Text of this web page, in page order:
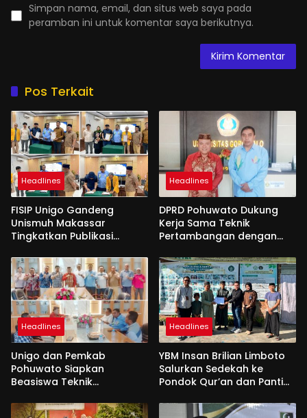
Simpan nama, email, dan situs web saya pada
peramban ini untuk komentar saya berikutnya.
Pos Terkait
Headlines
FISIP Unigo Gandeng
Unismuh Makassar
Tingkatkan Publikasi
Headlines
DPRD Pohuwato Dukung
Kerja Sama Teknik
Pertambangan dengan
Headlines
Unigo dan Pemkab
Pohuwato Siapkan
Beasiswa Teknik
Headlines
YBM Insan Brilian Limboto
Salurkan Sedekah ke
Pondok Qur’an dan Panti